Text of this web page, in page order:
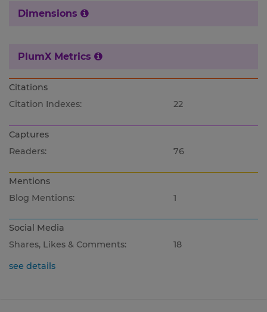
Dimensions
PlumX Metrics
Citations
Citation Indexes:
22
Captures
Readers:
76
Mentions
Blog Mentions:
1
Social Media
Shares, Likes & Comments:
18
see details